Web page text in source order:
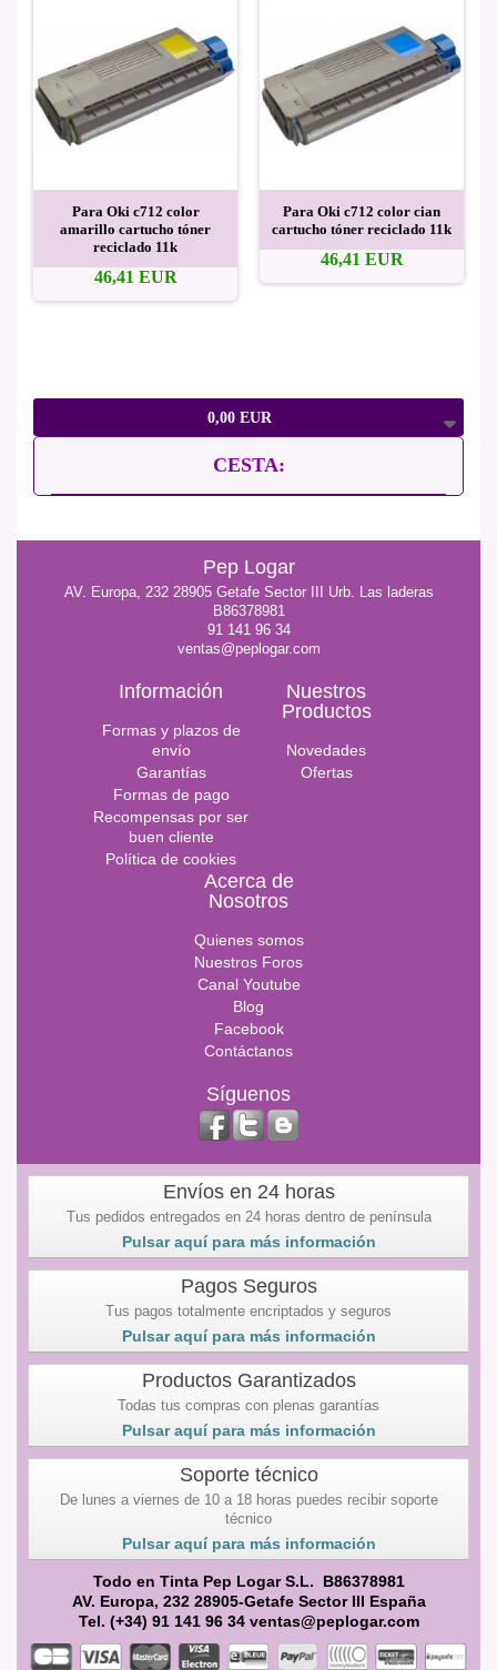
0,00 EUR
CESTA:
Para Oki c712 color
amarillo cartucho tóner
reciclado 11k
46,41 EUR
Para Oki c712 color cian
cartucho tóner reciclado 11k
46,41 EUR
Pep Logar
AV. Europa, 232 28905 Getafe Sector III Urb. Las laderas
B86378981
91 141 96 34
ventas@peplogar.com
Información
Formas y plazos de
envío
Garantías
Formas de pago
Recompensas por ser
buen cliente
Política de cookies
Nuestros
Productos
Novedades
Ofertas
Acerca de
Nosotros
Quienes somos
Nuestros Foros
Canal Youtube
Blog
Facebook
Contáctanos
Síguenos
Envíos en 24 horas
Tus pedidos entregados en 24 horas dentro de península
Pulsar aquí para más información
Pagos Seguros
Tus pagos totalmente encriptados y seguros
Pulsar aquí para más información
Productos Garantizados
Todas tus compras con plenas garantías
Pulsar aquí para más información
Soporte técnico
De lunes a viernes de 10 a 18 horas puedes recibir soporte
técnico
Pulsar aquí para más información
Todo en Tinta Pep Logar S.L. B86378981
AV. Europa, 232 28905-Getafe Sector III España
Tel. (+34) 91 141 96 34 ventas@peplogar.com